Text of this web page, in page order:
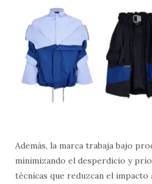
Además, la marca trabaja bajo
minimizando el desperdicio y
técnicas que reduzcan el impacto